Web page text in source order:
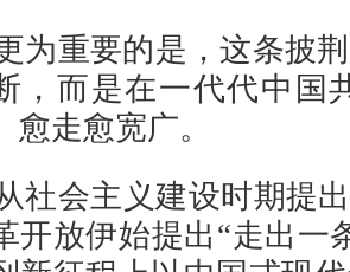
为重要的是，这条披
，而是在一代代中国
愈走愈宽广。
社会主义建设时期提
开放伊始提出“走出一